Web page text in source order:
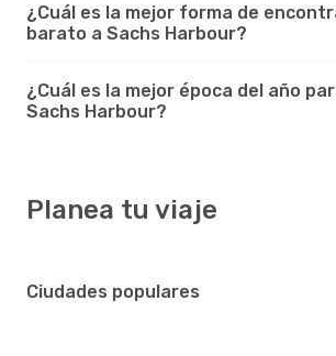
¿Cuál es la mejor forma de
barato a Sachs Harbour?
¿Cuál es la mejor época del año
Sachs Harbour?
Planea tu viaje
Ciudades populares